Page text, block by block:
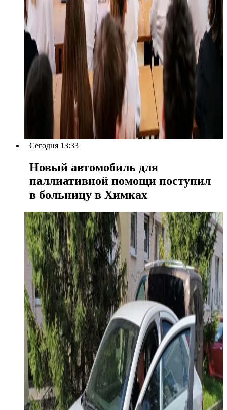
Сегодня 13:33
Новый автомобиль для
паллиативной помощи поступил
в больницу в Химках